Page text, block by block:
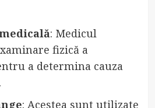
: Medicul
fizică a
a determina cauza
: Acestea sunt utilizate